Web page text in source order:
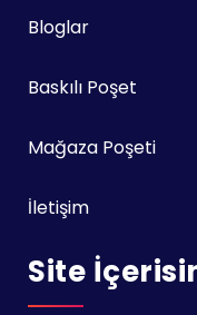
Bloglar
Baskılı Poşet
Mağaza Poşeti
İletişim
Site